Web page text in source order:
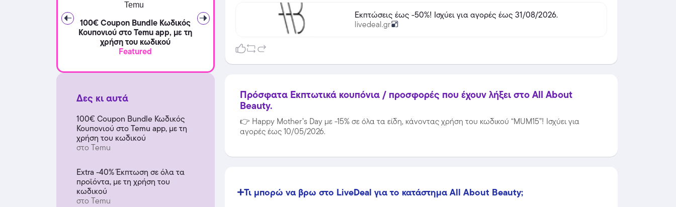
Temu
100€ Coupon Bundle Κωδικός
Κουπονιού στο Temu app, με τη
χρήση του κωδικού
Featured
Temu
Extra -40% Έκπτωση σε όλα τα
προϊόντα, με τη χρήση του
Δες κι αυτά
100€ Coupon Bundle Κωδικός
Κουπονιού στο Temu app, με τη
χρήση του κωδικού
στο Temu
Extra -40% Έκπτωση σε όλα τα
προϊόντα, με τη χρήση του
κωδικού
στο Temu
Εκπτώσεις έως -50%! Ισχύει για αγορές έως 31/08/2026.
livedeal.gr
Πρόσφατα Εκπτωτικά κουπόνια / προσφορές που έχουν λήξει στο All About
Beauty.
👉 Happy Mother’s Day με -15% σε όλα τα είδη, κάνοντας χρήση του κωδικού “MUM15”! Ισχύει για
αγορές έως 10/05/2026.
Τι μπορώ να βρω στο LiveDeal για το κατάστημα All About Beauty;